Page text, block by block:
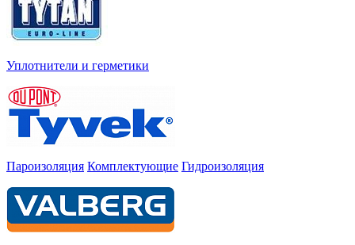
Уплотнители и герметики
Пароизоляция Комплектующие Гидроизоляция